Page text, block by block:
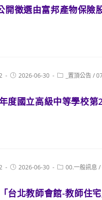
開徵選由富邦產物保險
Post2026-06-30
Post _置頂公告/
度國立高級中等學校第
Post2026-06-30
Post00.一般訊息 /
台北教師會館-教師住